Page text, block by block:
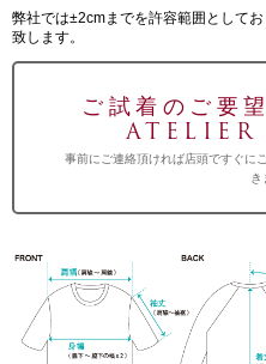
弊社では±2cmまでを許容範囲として
致します。
ご試着のご
ATELIER
事前にご連絡頂ければ店頭ですぐに
き